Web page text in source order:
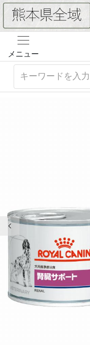
メニュー
前の画像